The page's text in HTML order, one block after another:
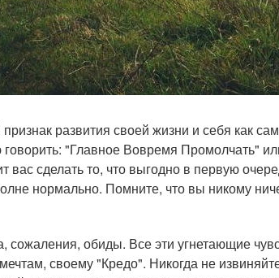
развития своей жизни и себя как
"Главное Вовремя Промолчать"
сделать то, что выгодно в первую
нормально. Помните, что вы никому
сожаления, обиды. Все эти угнетающие
своему "Кредо". Никогда не